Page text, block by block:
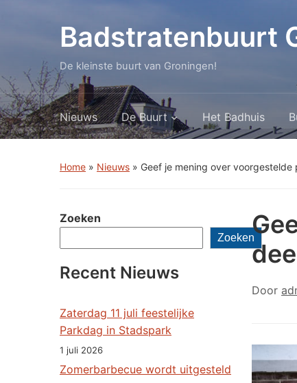
Badstratenbuurt
De kleinste buurt van Groningen!
Nieuws De Buurt Het Badhuis
Home » Nieuws » Geef je mening over
Zoeken
Zoeken
Recent Nieuws
Zaterdag 11 juli feestelijke
Parkdag in Stadspark
1 juli 2026
Zomerbarbecue wordt uitgesteld
Door